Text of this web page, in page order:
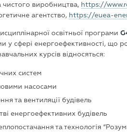
чистого виробництва, https://
агентство, https://euea-
освітньої програми
у сфері енергоефективності, що
курсів відносяться:
систем
насосами
та вентиляції будівель
енергоефективних будівель
та технологія